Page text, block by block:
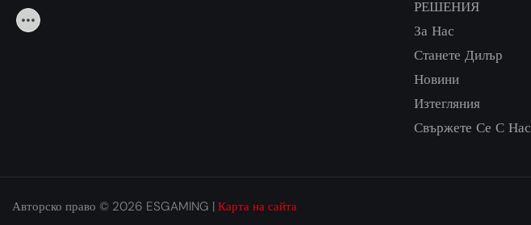
РЕШЕНИЯ
За Нас
Станете Дилър
Новини
Изтегляния
Свържете Се С Нас
Авторско право © 2026 ESGAMING | Карта на сайта